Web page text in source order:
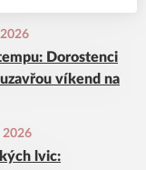
Dorostenci
víkend na
2026
lvic: